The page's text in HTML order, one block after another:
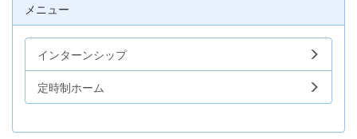
メニュー
インターンシップ
定時制ホーム